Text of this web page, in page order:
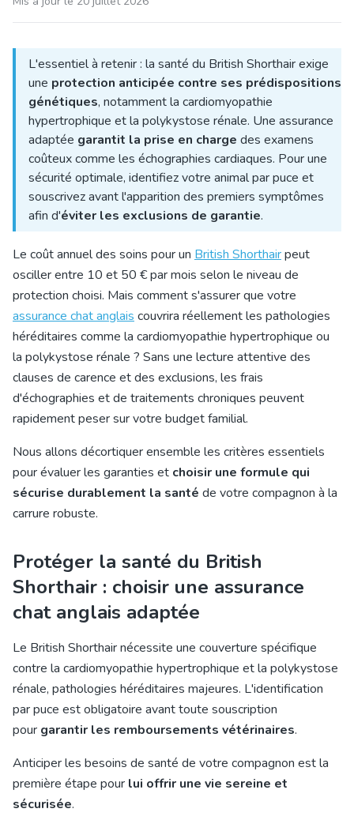
L'essentiel à retenir : la santé du British Shorthair exige
une protection anticipée contre ses prédispositions
génétiques, notamment la cardiomyopathie
hypertrophique et la polykystose rénale. Une assurance
adaptée garantit la prise en charge des examens
coûteux comme les échographies cardiaques. Pour une
sécurité optimale, identifiez votre animal par puce et
souscrivez avant l'apparition des premiers symptômes
afin d'éviter les exclusions de garantie.
Le coût annuel des soins pour un British Shorthairpeut
osciller entre 10 et 50 € par mois selon le niveau de
protection choisi. Mais comment s'assurer que votre
assurance chat anglais couvrira réellement les pathologies
héréditaires comme la cardiomyopathie hypertrophique ou
la polykystose rénale ? Sans une lecture attentive des
clauses de carence et des exclusions, les frais
d'échographies et de traitements chroniques peuvent
rapidement peser sur votre budget familial.
Nous allons décortiquer ensemble les critères essentiels
pour évaluer les garanties et choisir une formule qui
sécurise durablement la santé de votre compagnon à la
carrure robuste.
Protéger la santé du British
Shorthair : choisir une assurance
chat anglais adaptée
Le British Shorthair nécessite une couverture spécifique
contre la cardiomyopathie hypertrophique et la polykystose
rénale, pathologies héréditaires majeures. L'identification
par puce est obligatoire avant toute souscription
pour garantir les remboursements vétérinaires.
Anticiper les besoins de santé de votre compagnon est la
première étape pour lui offrir une vie sereine et
sécurisée.